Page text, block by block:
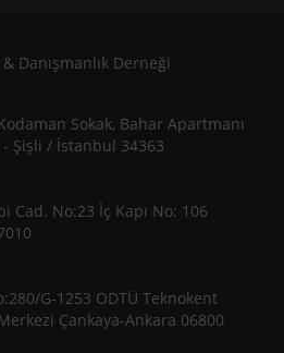
Danışmanlık Derneği
Sokak, Bahar Apartmanı
Şişli / İstanbul 34363
Cad. No:23 İç Kapı No: 106
G-1253 ODTÜ Teknokent
Çankaya-Ankara 06800